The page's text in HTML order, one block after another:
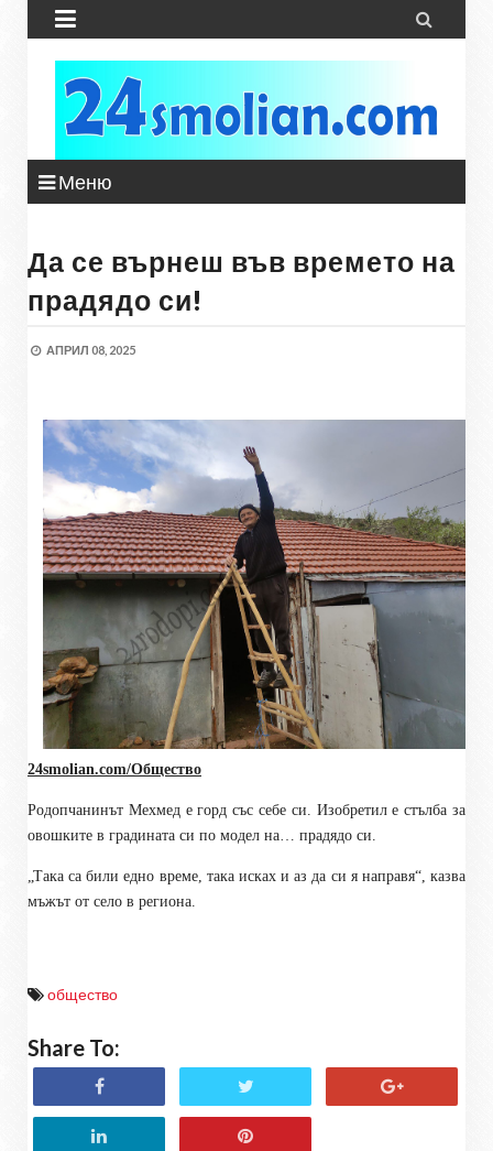
 
Меню
Да се върнеш във времето на
прадядо си!
АПРИЛ 08, 2025
24smolian.com/Общество
Родопчанинът Мехмед е горд със себе си. Изобретил е стълба за
овошките в градината си по модел на… прадядо си.
„Така са били едно време, така исках и аз да си я направя“, казва
мъжът от село в региона.
общество
Share To: